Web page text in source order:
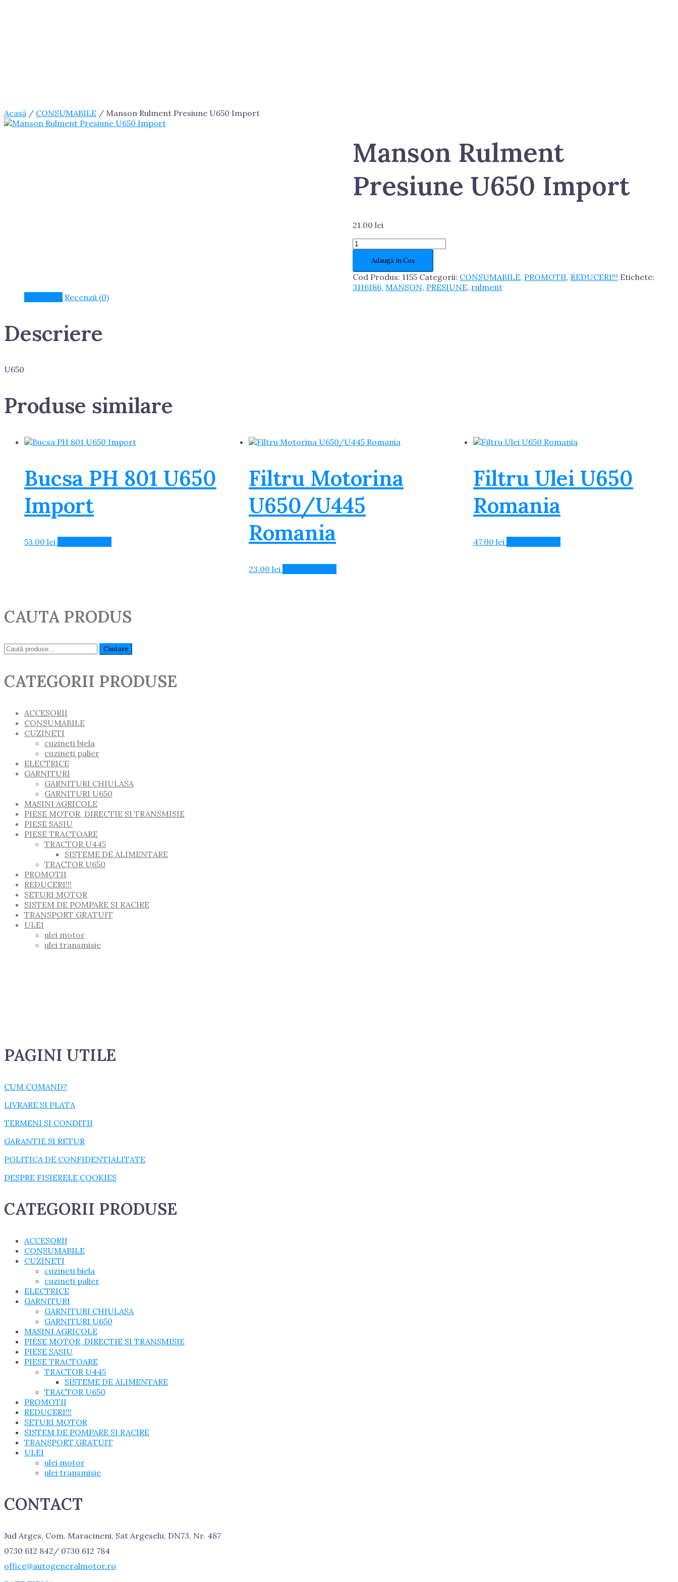
Acasă / CONSUMABILE / Manson Rulment Presiune U650 Import
Manson Rulment
Presiune U650 Import
21.00 lei
Cantitate
Manson
Rulment
Presiune
U650
Import
Adaugă în Coș
Cod Produs: 1155 Categorii: CONSUMABILE, PROMOTII, REDUCERI!!! Etichete:
3116186, MANSON, PRESIUNE, rulment
Recenzii (0)
Descriere
U650
Produse similare
Bucsa PH 801 U650
Import
53.00 lei
Filtru Motorina
U650/U445
Romania
23.00 lei
Filtru Ulei U650
Romania
47.00 lei
CAUTA PRODUS
Caută: Cautare
CATEGORII PRODUSE
ACCESORII
CONSUMABILE
CUZINETI
cuzineti biela
cuzineti palier
ELECTRICE
GARNITURI
GARNITURI CHIULASA
GARNITURI U650
MASINI AGRICOLE
PIESE MOTOR, DIRECTIE SI TRANSMISIE
PIESE SASIU
PIESE TRACTOARE
TRACTOR U445
SISTEME DE ALIMENTARE
TRACTOR U650
PROMOTII
REDUCERI!!!
SETURI MOTOR
SISTEM DE POMPARE SI RACIRE
TRANSPORT GRATUIT
ULEI
ulei motor
ulei transmisie
PAGINI UTILE
CUM COMAND?
LIVRARE SI PLATA
TERMENI SI CONDITII
GARANTIE SI RETUR
POLITICA DE CONFIDENTIALITATE
DESPRE FISIERELE COOKIES
CATEGORII PRODUSE
ACCESORII
CONSUMABILE
CUZINETI
cuzineti biela
cuzineti palier
ELECTRICE
GARNITURI
GARNITURI CHIULASA
GARNITURI U650
MASINI AGRICOLE
PIESE MOTOR, DIRECTIE SI TRANSMISIE
PIESE SASIU
PIESE TRACTOARE
TRACTOR U445
SISTEME DE ALIMENTARE
TRACTOR U650
PROMOTII
REDUCERI!!!
SETURI MOTOR
SISTEM DE POMPARE SI RACIRE
TRANSPORT GRATUIT
ULEI
ulei motor
ulei transmisie
CONTACT
Jud Arges, Com. Maracineni, Sat Argeselu, DN73, Nr. 487
0730 612 842/ 0730 612 784
office@autogeneralmotor.ro